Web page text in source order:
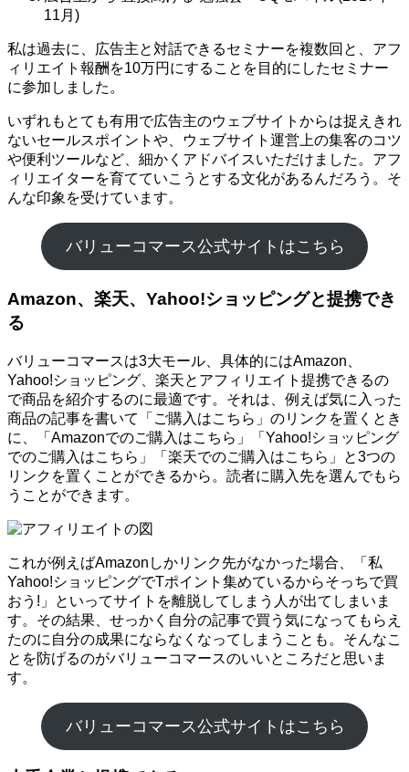
11月)
私は過去に、広告主と対話できるセミナーを複数回と、アフ
ィリエイト報酬を10万円にすることを目的にしたセミナー
に参加しました。
いずれもとても有用で広告主のウェブサイトからは捉えきれ
ないセールスポイントや、ウェブサイト運営上の集客のコツ
や便利ツールなど、細かくアドバイスいただけました。アフ
ィリエイターを育てていこうとする文化があるんだろう。そ
んな印象を受けています。
バリューコマース公式サイトはこちら
Amazon、楽天、Yahoo!ショッピングと提携でき
る
バリューコマースは3大モール、具体的にはAmazon、
Yahoo!ショッピング、楽天とアフィリエイト提携できるの
で商品を紹介するのに最適です。それは、例えば気に入った
商品の記事を書いて「ご購入はこちら」のリンクを置くとき
に、「Amazonでのご購入はこちら」「Yahoo!ショッピング
でのご購入はこちら」「楽天でのご購入はこちら」と3つの
リンクを置くことができるから。読者に購入先を選んでもら
うことができます。
これが例えばAmazonしかリンク先がなかった場合、「私
Yahoo!ショッピングでTポイント集めているからそっちで買
おう!」といってサイトを離脱してしまう人が出てしまいま
す。その結果、せっかく自分の記事で買う気になってもらえ
たのに自分の成果にならなくなってしまうことも。そんなこ
とを防げるのがバリューコマースのいいところだと思いま
す。
バリューコマース公式サイトはこちら